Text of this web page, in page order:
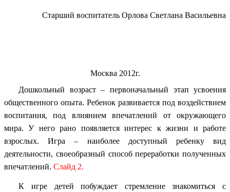
Старший воспитатель Орлова Светлана Васильевна
Москва 2012г.
Дошкольный возраст – первоначальный
этап усвоения
общественного опыта. Ребенок развивается под воздействием
воспитания, под влиянием впечатлений от окружающего
мира. У него рано появляется интерес к жизни и работе
взрослых. Игра – наиболее доступный ребенку вид
деятельности, своеобразный способ переработки полученных
впечатлений. Слайд 2.
К игре детей побуждает стремление знакомиться с